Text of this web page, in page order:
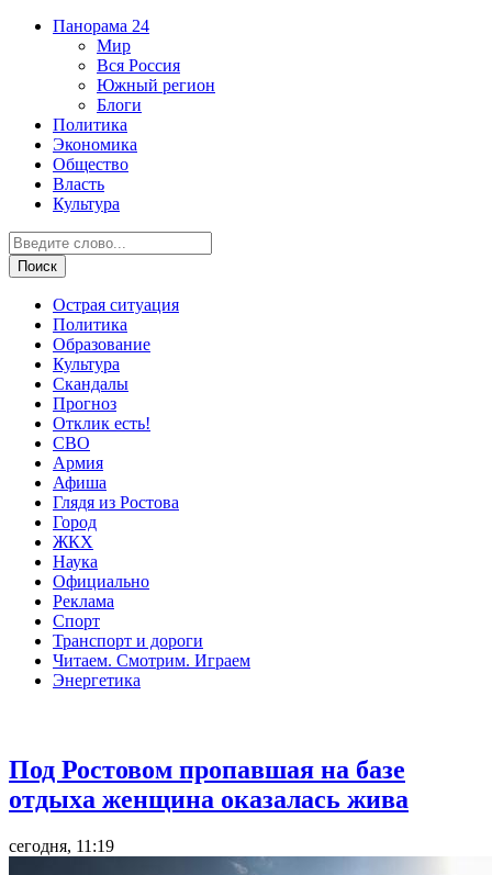
Панорама 24
Мир
Вся Россия
Южный регион
Блоги
Политика
Экономика
Общество
Власть
Культура
Острая ситуация
Политика
Образование
Культура
Скандалы
Прогноз
Отклик есть!
СВО
Армия
Афиша
Глядя из Ростова
Город
ЖКХ
Наука
Официально
Реклама
Спорт
Транспорт и дороги
Читаем. Смотрим. Играем
Энергетика
Под Ростовом пропавшая на базе
отдыха женщина оказалась жива
сегодня, 11:19